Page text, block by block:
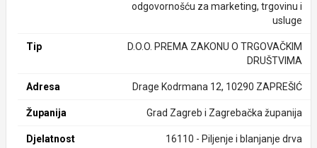
odgovornošću za marketing, trgovinu i
usluge
Tip
D.O.O. PREMA ZAKONU O TRGOVAČKIM
DRUŠTVIMA
Adresa Drage Kodrmana 12, 10290 ZAPREŠIĆ
Županija Grad Zagreb i Zagrebačka županija
Djelatnost 16110 - Piljenje i blanjanje drva